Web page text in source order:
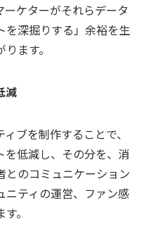
ケターがそれらデータ
を深掘りする」余裕を生
ます。
減
ブを制作することで、
低減し、その分を、消
とのコミュニケーション
ニティの運営、ファン感
。